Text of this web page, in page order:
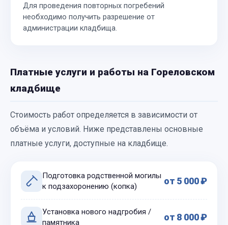
Для проведения повторных погребений
необходимо получить разрешение от
администрации кладбища.
Платные услуги и работы на Гореловском
кладбище
Стоимость работ определяется в зависимости от
объёма и условий. Ниже представлены основные
платные услуги, доступные на кладбище.
Подготовка родственной могилы
к подзахоронению (копка)
от 5 000 ₽
Установка нового надгробия /
памятника
от 8 000 ₽